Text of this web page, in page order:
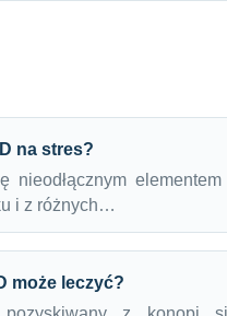
na stres?
nieodłącznym
i z różnych…
może leczyć?